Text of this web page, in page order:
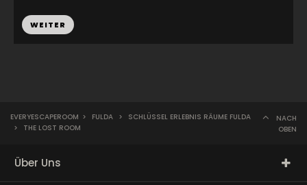
WEITER
EVERYESCAPEROOM > FULDA >
SCHLÜSSEL ERLEBNIS RÄUME FULDA
>
THE LOST ROOM
NACH
OBEN
Über Uns